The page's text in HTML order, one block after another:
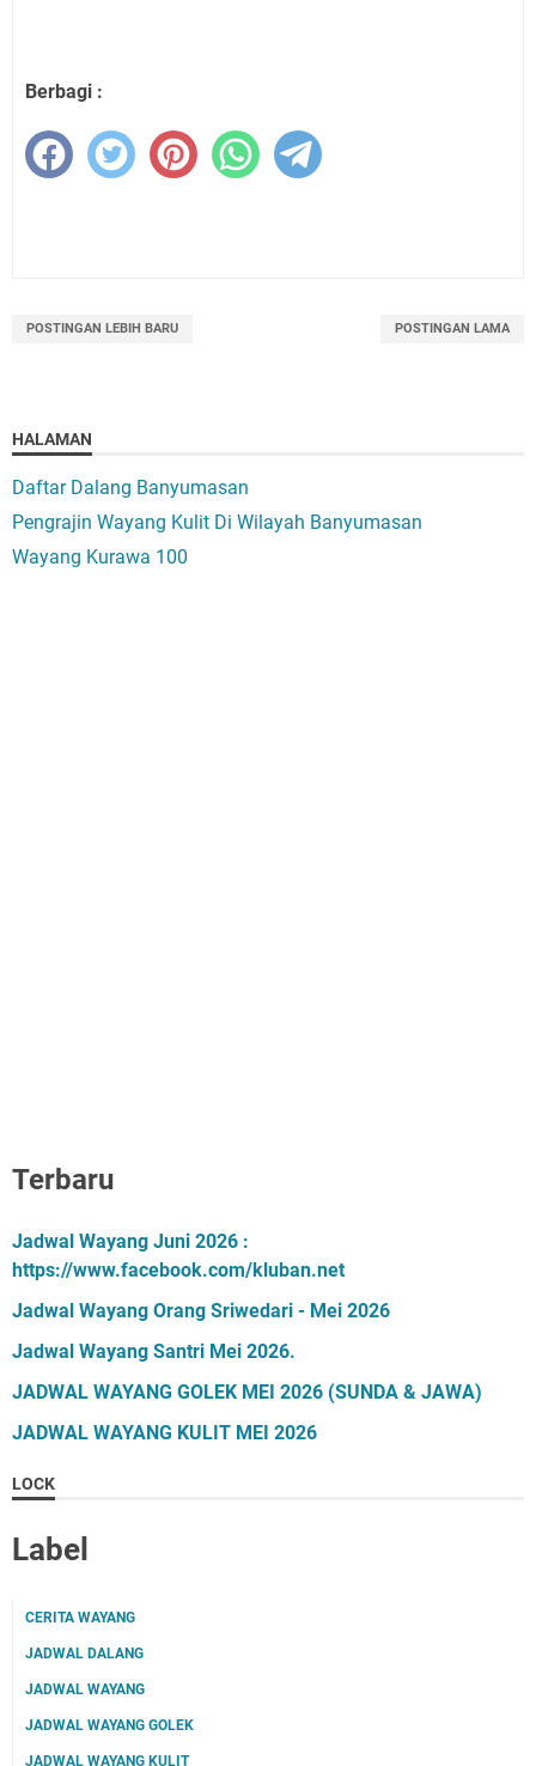
Berbagi :
POSTINGAN LEBIH BARU POSTINGAN LAMA
HALAMAN
Daftar Dalang Banyumasan
Pengrajin Wayang Kulit Di Wilayah Banyumasan
Wayang Kurawa 100
Terbaru
Jadwal Wayang Juni 2026 :
https://www.facebook.com/kluban.net
Jadwal Wayang Orang Sriwedari - Mei 2026
Jadwal Wayang Santri Mei 2026.
JADWAL WAYANG GOLEK MEI 2026 (SUNDA & JAWA)
JADWAL WAYANG KULIT MEI 2026
LOCK
Label
CERITA WAYANG
JADWAL DALANG
JADWAL WAYANG
JADWAL WAYANG GOLEK
JADWAL WAYANG KULIT